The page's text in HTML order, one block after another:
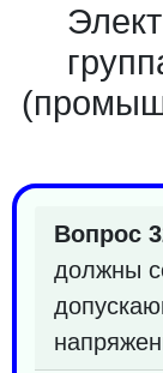
Вопрос
должны